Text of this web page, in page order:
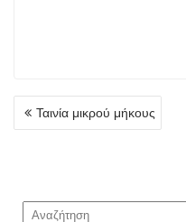
ΠΛΟΉΓΗΣΗ
ΆΡΘΡΩΝ
Ταινία μικρού μήκους